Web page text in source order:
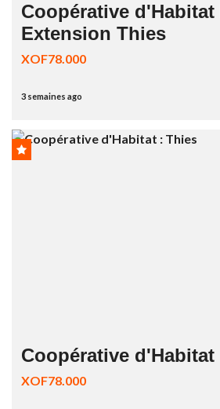
Coopérative d'Habitat
Extension Thies
XOF78.000
3 semaines ago
Coopérative
XOF78.000